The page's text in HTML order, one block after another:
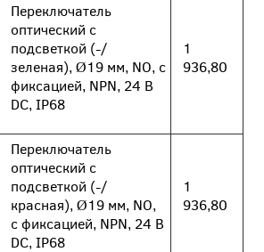
Переключатель
оптический с
подсветкой (-/
зеленая), Ø19 мм, NO, с
фиксацией, NPN, 24 В
DC, IP68
1
936,80
Переключатель
оптический с
подсветкой (-/
красная), Ø19 мм, NO,
с фиксацией, NPN, 24 В
DC, IP68
1
936,80